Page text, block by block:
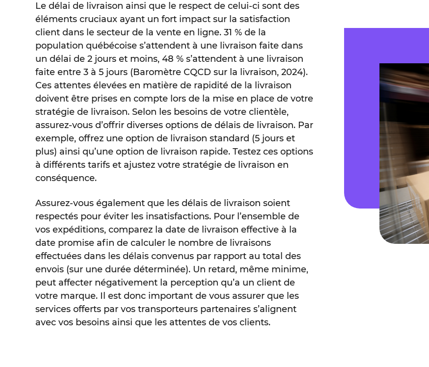
Le délai de livraison ainsi que le respect de celui-ci sont des
éléments cruciaux ayant un fort impact sur la satisfaction
client dans le secteur de la vente en ligne. 31 % de la
population québécoise s’attendent à une livraison faite dans
un délai de 2 jours et moins, 48 % s’attendent à une livraison
faite entre 3 à 5 jours (Baromètre CQCD sur la livraison, 2024).
Ces attentes élevées en matière de rapidité de la livraison
doivent être prises en compte lors de la mise en place de votre
stratégie de livraison. Selon les besoins de votre clientèle,
assurez-vous d’offrir diverses options de délais de livraison. Par
exemple, offrez une option de livraison standard (5 jours et
plus) ainsi qu’une option de livraison rapide. Testez ces options
à différents tarifs et ajustez votre stratégie de livraison en
conséquence.
Assurez-vous également que les délais de livraison soient
respectés pour éviter les insatisfactions. Pour l’ensemble de
vos expéditions, comparez la date de livraison effective à la
date promise afin de calculer le nombre de livraisons
effectuées dans les délais convenus par rapport au total des
envois (sur une durée déterminée). Un retard, même minime,
peut affecter négativement la perception qu’a un client de
votre marque. Il est donc important de vous assurer que les
services offerts par vos transporteurs partenaires s’alignent
avec vos besoins ainsi que les attentes de vos clients.